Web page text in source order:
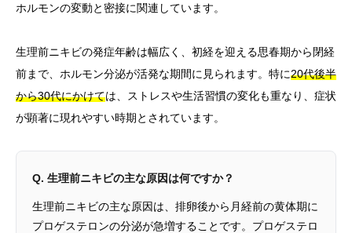
ホルモンの変動と密接に関連しています。
生理前ニキビの発症年齢は幅広く、初経を迎える思春期から閉経
前まで、ホルモン分泌が活発な期間に見られます。特に20代後半
から30代にかけては、ストレスや生活習慣の変化も重なり、症状
が顕著に現れやすい時期とされています。
Q. 生理前ニキビの主な原因は何ですか？
生理前ニキビの主な原因は、排卵後から月経前の黄体期に
プロゲステロンの分泌が急増することです。プロゲステロ